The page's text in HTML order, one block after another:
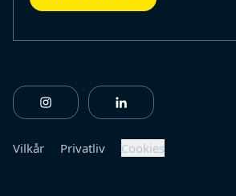
https://www.instagram.com/
https://
Vilkår Privatliv Cookies